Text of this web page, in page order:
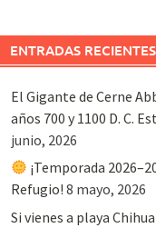
ENTRADAS RECIENTES
El Gigante de Cerne
años 700 y 1100 D. C.
junio, 2026
¡Temporada
Refugio! 8 mayo, 2026
Si vienes a playa